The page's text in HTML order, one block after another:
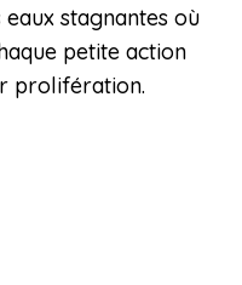
stagnantes où
petite action
prolifération.